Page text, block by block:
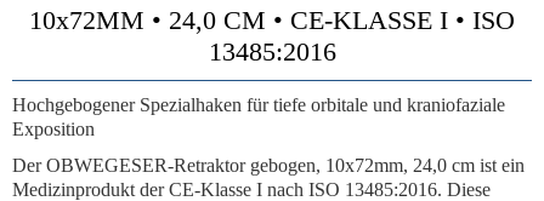
10x72MM • 24,0 CM • CE-KLASSE I • ISO
13485:2016
Hochgebogener Spezialhaken für tiefe orbitale und kraniofaziale
Exposition
Der OBWEGESER-Retraktor gebogen, 10x72mm, 24,0 cm ist ein
Medizinprodukt der CE-Klasse I nach ISO 13485:2016. Diese